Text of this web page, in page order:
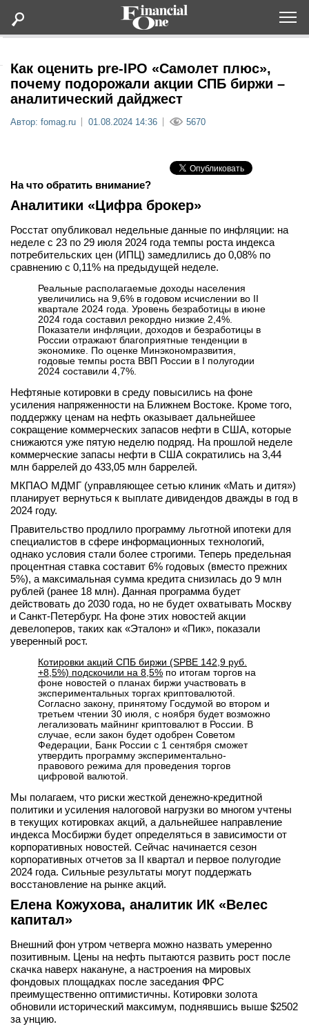
Статьи
Мероприятия
Новости
вконтакте
телеграм
Стать автором
Вход
Как оценить pre-IPO «Самолет плюс»,
почему подорожали акции СПБ биржи –
аналитический дайджест
Автор: fomag.ru 01.08.2024 14:36 5670
На что обратить внимание?
Аналитики «Цифра брокер»
Росстат опубликовал недельные данные по инфляции: на
неделе с 23 по 29 июля 2024 года темпы роста индекса
потребительских цен (ИПЦ) замедлились до 0,08% по
сравнению с 0,11% на предыдущей неделе.
Реальные располагаемые доходы населения
увеличились на 9,6% в годовом исчислении во II
квартале 2024 года. Уровень безработицы в июне
2024 года составил рекордно низкие 2,4%.
Показатели инфляции, доходов и безработицы в
России отражают благоприятные тенденции в
экономике. По оценке Минэкономразвития,
годовые темпы роста ВВП России в I полугодии
2024 составили 4,7%.
Нефтяные котировки в среду повысились на фоне
усиления напряженности на Ближнем Востоке. Кроме того,
поддержку ценам на нефть оказывает дальнейшее
сокращение коммерческих запасов нефти в США, которые
снижаются уже пятую неделю подряд. На прошлой неделе
коммерческие запасы нефти в США сократились на 3,44
млн баррелей до 433,05 млн баррелей.
МКПАО МДМГ (управляющее сетью клиник «Мать и дитя»)
планирует вернуться к выплате дивидендов дважды в год в
2024 году.
Правительство продлило программу льготной ипотеки для
специалистов в сфере информационных технологий,
однако условия стали более строгими. Теперь предельная
процентная ставка составит 6% годовых (вместо прежних
5%), а максимальная сумма кредита снизилась до 9 млн
рублей (ранее 18 млн). Данная программа будет
действовать до 2030 года, но не будет охватывать Москву
и Санкт-Петербург. На фоне этих новостей акции
девелоперов, таких как «Эталон» и «Пик», показали
уверенный рост.
Котировки акций СПБ биржи (SPBE 142,9 руб.
+8,5%) подскочили на 8,5% по итогам торгов на
фоне новостей о планах биржи участвовать в
экспериментальных торгах криптовалютой.
Согласно закону, принятому Госдумой во втором и
третьем чтении 30 июля, с ноября будет возможно
легализовать майнинг криптовалют в России. В
случае, если закон будет одобрен Советом
Федерации, Банк России с 1 сентября сможет
утвердить программу экспериментально-
правового режима для проведения торгов
цифровой валютой.
Мы полагаем, что риски жесткой денежно-кредитной
политики и усиления налоговой нагрузки во многом учтены
в текущих котировках акций, а дальнейшее направление
индекса Мосбиржи будет определяться в зависимости от
корпоративных новостей. Сейчас начинается сезон
корпоративных отчетов за II квартал и первое полугодие
2024 года. Сильные результаты могут поддержать
восстановление на рынке акций.
Елена Кожухова, аналитик ИК «Велес
капитал»
Внешний фон утром четверга можно назвать умеренно
позитивным. Цены на нефть пытаются развить рост после
скачка наверх накануне, а настроения на мировых
фондовых площадках после заседания ФРС
преимущественно оптимистичны. Котировки золота
обновили исторический максимум, поднявшись выше $2502
за унцию.